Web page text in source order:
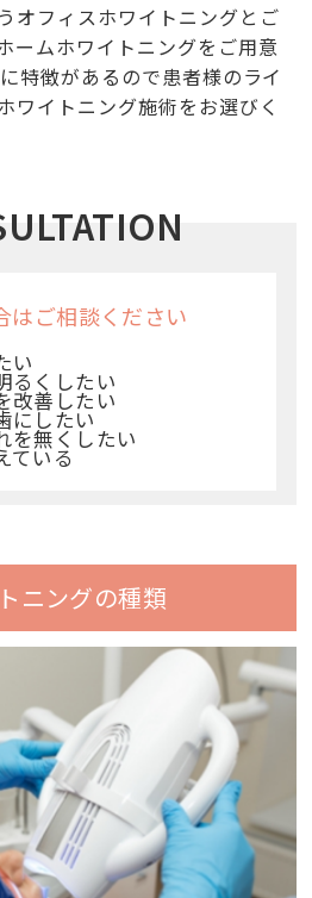
オフィスホワイトニングとご
ームホワイトニングをご用意
特徴があるので患者様のライ
ワイトニング施術をお選びく
はご相談ください
い
るくしたい
改善したい
にしたい
を無くしたい
ている
ニングの種類